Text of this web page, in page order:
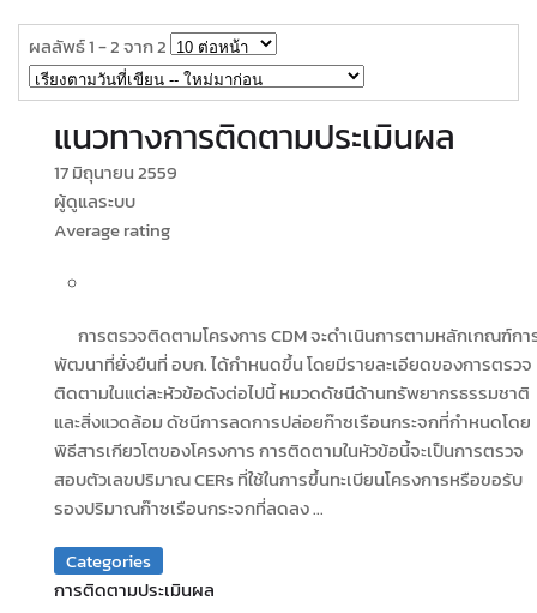
ผลลัพธ์ 1 - 2 จาก 2
แนวทางการติดตามประเมินผล
17 มิถุนายน 2559
ผู้ดูแลระบบ
Average rating
การตรวจติดตามโครงการ CDM จะดำเนินการตามหลักเกณฑ์กา
พัฒนาที่ยั่งยืนที่ อบก. ได้กำหนดขึ้น โดยมีรายละเอียดของการตรวจ
ติดตามในแต่ละหัวข้อดังต่อไปนี้ หมวดดัชนีด้านทรัพยากรธรรมชาติ
และสิ่งแวดล้อม ดัชนีการลดการปล่อยก๊าซเรือนกระจกที่กำหนดโดย
พิธีสารเกียวโตของโครงการ การติดตามในหัวข้อนี้จะเป็นการตรวจ
สอบตัวเลขปริมาณ CERs ที่ใช้ในการขึ้นทะเบียนโครงการหรือขอรับ
รองปริมาณก๊าซเรือนกระจกที่ลดลง ...
Categories
การติดตามประเมินผล